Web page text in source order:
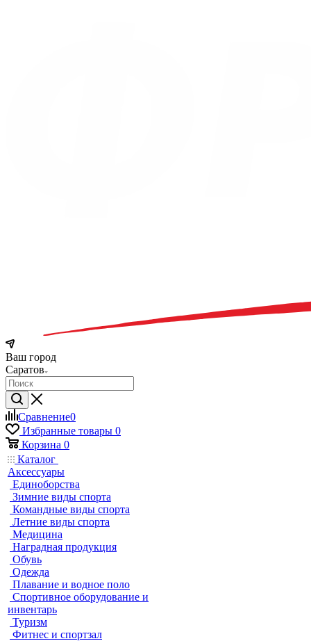
Ваш город
Саратов
Сравнение0
Избранные товары 0
Корзина 0
Каталог
Аксессуары
Единоборства
Зимние виды спорта
Командные виды спорта
Летние виды спорта
Медицина
Наградная продукция
Обувь
Одежда
Плавание и водное поло
Спортивное оборудование и
инвентарь
Туризм
Фитнес и спортзал